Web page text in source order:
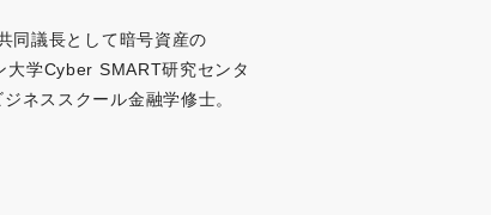
同議長として暗号資産の
学Cyber SMART研究センタ
ネススクール金融学修士。